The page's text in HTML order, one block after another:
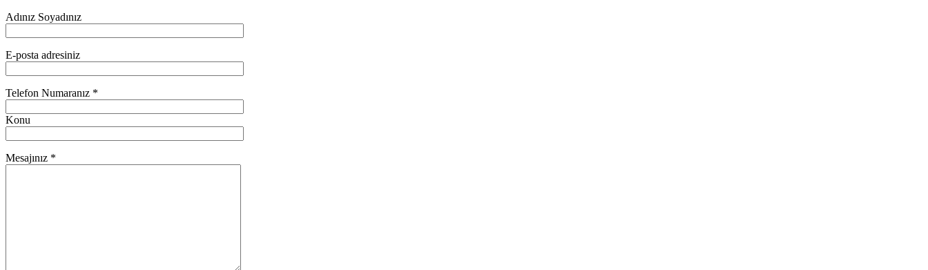
Adınız Soyadınız
E-posta adresiniz
Telefon Numaranız *
Konu
Mesajınız *